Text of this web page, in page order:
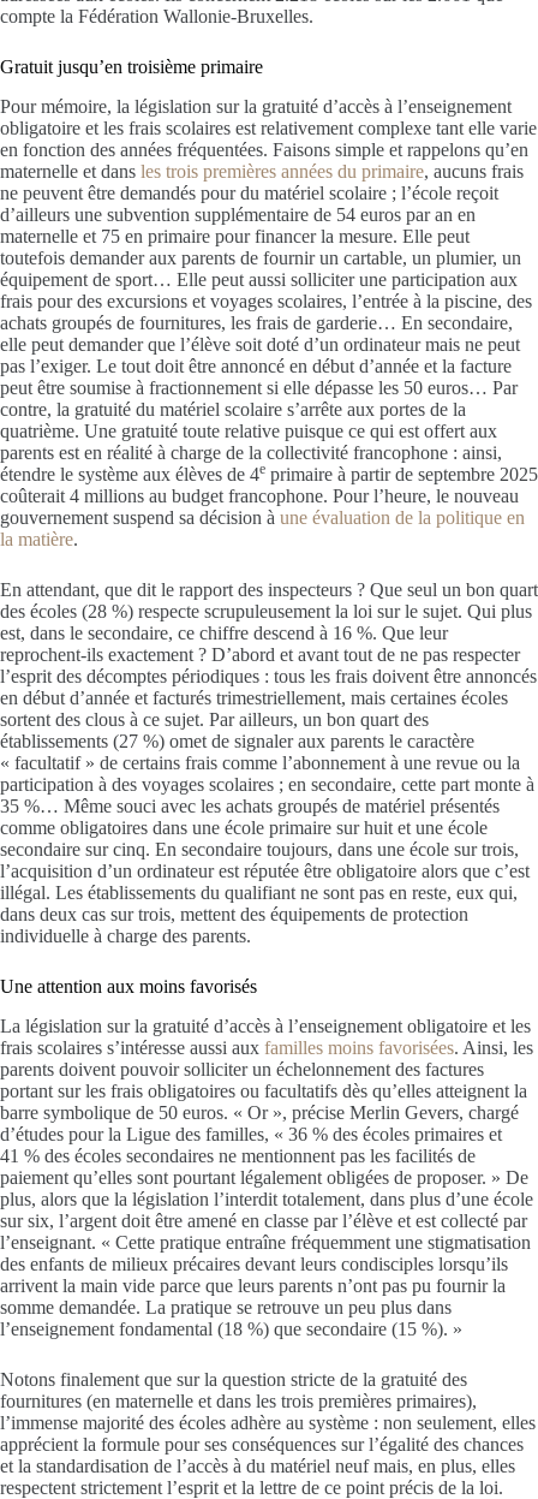
compte la Fédération Wallonie-Bruxelles.
Gratuit jusqu’en troisième primaire
Pour mémoire, la législation sur la gratuité d’accès à l’enseignement
obligatoire et les frais scolaires est relativement complexe tant elle varie
en fonction des années fréquentées. Faisons simple et rappelons qu’en
maternelle et dans les trois premières années du primaire, aucuns frais
ne peuvent être demandés pour du matériel scolaire ; l’école reçoit
d’ailleurs une subvention supplémentaire de 54 euros par an en
maternelle et 75 en primaire pour financer la mesure. Elle peut
toutefois demander aux parents de fournir un cartable, un plumier, un
équipement de sport… Elle peut aussi solliciter une participation aux
frais pour des excursions et voyages scolaires, l’entrée à la piscine, des
achats groupés de fournitures, les frais de garderie… En secondaire,
elle peut demander que l’élève soit doté d’un ordinateur mais ne peut
pas l’exiger. Le tout doit être annoncé en début d’année et la facture
peut être soumise à fractionnement si elle dépasse les 50 euros… Par
contre, la gratuité du matériel scolaire s’arrête aux portes de la
quatrième. Une gratuité toute relative puisque ce qui est offert aux
parents est en réalité à charge de la collectivité francophone : ainsi,
étendre le système aux élèves de 4e primaire à partir de septembre 2025
coûterait 4 millions au budget francophone. Pour l’heure, le nouveau
gouvernement suspend sa décision à une évaluation de la politique en
la matière.
En attendant, que dit le rapport des inspecteurs ? Que seul un bon quart
des écoles (28 %) respecte scrupuleusement la loi sur le sujet. Qui plus
est, dans le secondaire, ce chiffre descend à 16 %. Que leur
reprochent-ils exactement ? D’abord et avant tout de ne pas respecter
l’esprit des décomptes périodiques : tous les frais doivent être annoncés
en début d’année et facturés trimestriellement, mais certaines écoles
sortent des clous à ce sujet. Par ailleurs, un bon quart des
établissements (27 %) omet de signaler aux parents le caractère
« facultatif » de certains frais comme l’abonnement à une revue ou la
participation à des voyages scolaires ; en secondaire, cette part monte à
35 %… Même souci avec les achats groupés de matériel présentés
comme obligatoires dans une école primaire sur huit et une école
secondaire sur cinq. En secondaire toujours, dans une école sur trois,
l’acquisition d’un ordinateur est réputée être obligatoire alors que c’est
illégal. Les établissements du qualifiant ne sont pas en reste, eux qui,
dans deux cas sur trois, mettent des équipements de protection
individuelle à charge des parents.
Une attention aux moins favorisés
La législation sur la gratuité d’accès à l’enseignement obligatoire et les
frais scolaires s’intéresse aussi aux familles moins favorisées. Ainsi, les
parents doivent pouvoir solliciter un échelonnement des factures
portant sur les frais obligatoires ou facultatifs dès qu’elles atteignent la
barre symbolique de 50 euros. « Or », précise Merlin Gevers, chargé
d’études pour la Ligue des familles, « 36 % des écoles primaires et
41 % des écoles secondaires ne mentionnent pas les facilités de
paiement qu’elles sont pourtant légalement obligées de proposer. » De
plus, alors que la législation l’interdit totalement, dans plus d’une école
sur six, l’argent doit être amené en classe par l’élève et est collecté par
l’enseignant. « Cette pratique entraîne fréquemment une stigmatisation
des enfants de milieux précaires devant leurs condisciples lorsqu’ils
arrivent la main vide parce que leurs parents n’ont pas pu fournir la
somme demandée. La pratique se retrouve un peu plus dans
l’enseignement fondamental (18 %) que secondaire (15 %). »
Notons finalement que sur la question stricte de la gratuité des
fournitures (en maternelle et dans les trois premières primaires),
l’immense majorité des écoles adhère au système : non seulement, elles
apprécient la formule pour ses conséquences sur l’égalité des chances
et la standardisation de l’accès à du matériel neuf mais, en plus, elles
respectent strictement l’esprit et la lettre de ce point précis de la loi.